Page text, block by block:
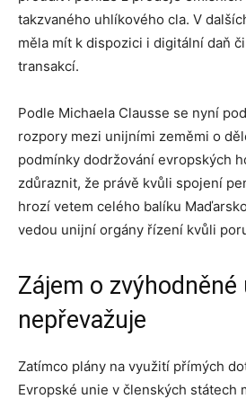
takzvaného uhlíkového cla. V
měla mít k dispozici i digitální daň
transakcí.
Podle Michaela Clausse se nyní
rozpory mezi unijními zeměmi o
podmínky dodržování evropských
zdůraznit, že právě kvůli spojení
hrozí vetem celého balíku
vedou unijní orgány řízení kvůli
Zájem o zvýhodněné
nepřevažuje
Zatímco plány na využití přímých
Evropské unie v členských státech